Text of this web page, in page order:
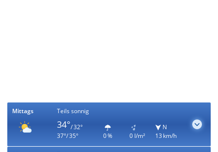
Mittags Teils sonnig
34°/ 32°
37°/ 35°
0 % 0 l/m²
N
13 km/h